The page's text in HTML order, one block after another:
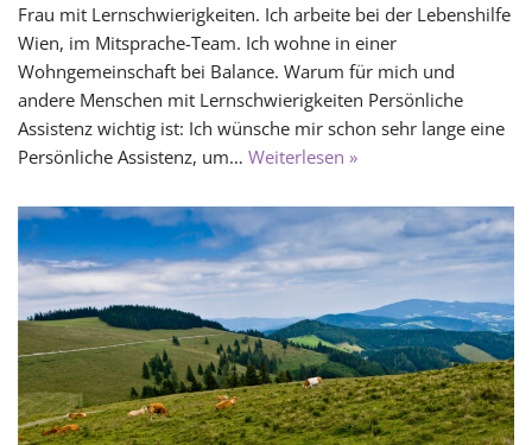
Frau mit Lernschwierigkeiten. Ich arbeite bei der Lebenshilfe
Wien, im Mitsprache-Team. Ich wohne in einer
Wohngemeinschaft bei Balance. Warum für mich und
andere Menschen mit Lernschwierigkeiten Persönliche
Assistenz wichtig ist: Ich wünsche mir schon sehr lange eine
Persönliche Assistenz, um… Weiterlesen »